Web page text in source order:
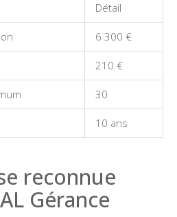
Détail
6 300 €
210 €
30
10 ans
reconnue
Gérance